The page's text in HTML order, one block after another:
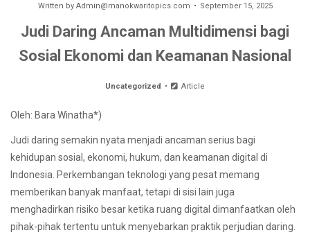
Written by Admin@manokwaritopics.com September 15, 2025
Judi Daring Ancaman Multidimensi bagi
Sosial Ekonomi dan Keamanan Nasional
Uncategorized Article
Oleh: Bara Winatha*)
Judi daring semakin nyata menjadi ancaman serius bagi
kehidupan sosial, ekonomi, hukum, dan keamanan digital di
Indonesia. Perkembangan teknologi yang pesat memang
memberikan banyak manfaat, tetapi di sisi lain juga
menghadirkan risiko besar ketika ruang digital dimanfaatkan oleh
pihak-pihak tertentu untuk menyebarkan praktik perjudian daring.